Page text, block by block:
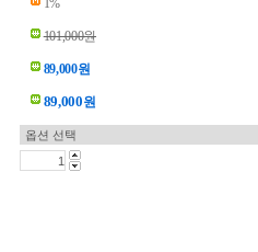
1%
101,000원
89,000원
89,000원